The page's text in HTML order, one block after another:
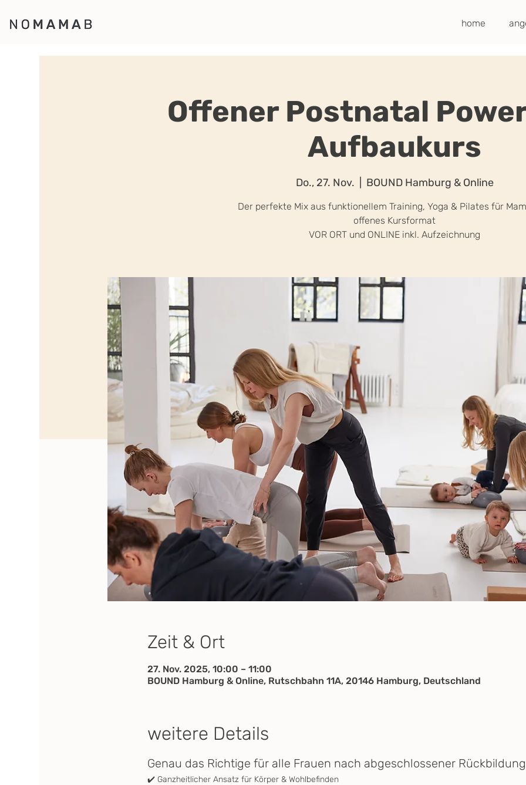
home
Offener Postnatal
Aufbaukurs
Do., 27. Nov. BOUND Hamburg & Online
Der perfekte Mix aus funktionellem Training, Yoga & Pilates für
offenes Kursformat
VOR ORT und ONLINE inkl. Aufzeichnung
Zeit & Ort
27. Nov. 2025, 10:00 – 11:00
BOUND Hamburg & Online, Rutschbahn 11A, 20146 Hamburg, Deutschland
weitere Details
Genau das Richtige für alle Frauen nach abgeschlossener
✔️ Ganzheitlicher Ansatz für Körper & Wohlbefinden